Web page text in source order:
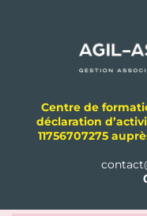
Centre de
déclaration
11756707275